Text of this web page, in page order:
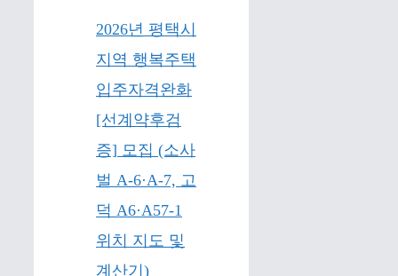
2026년 평택시
지역 행복주택
입주자격완화
[선계약후검
증] 모집 (소사
벌 A-6·A-7, 고
덕 A6·A57-1
위치 지도 및
계산기)